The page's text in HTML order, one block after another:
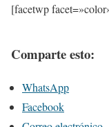
[facetwp
Comparte esto:
WhatsApp
Facebook